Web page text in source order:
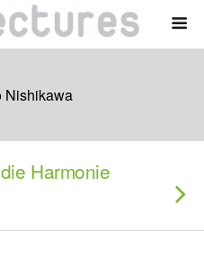
Nishikawa
Harmonie